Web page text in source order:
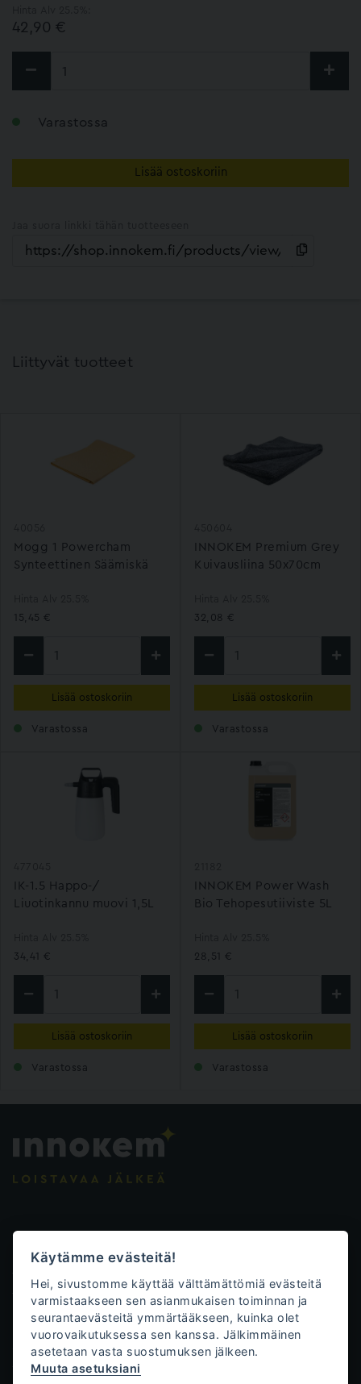
42,90 €
Varastossa
Lisää ostoskoriin
Liittyvät tuotteet
Mogg 1 Powercham
Synteettinen Säämiskä
Varastossa
15,45 €
Lisää ostoskoriin
INNOKEM Premium Grey
Kuivausliina 50x70cm
Varastossa
32,08 €
Lisää ostoskoriin
IK-1.5 Happo-/
Liuotinkannu muovi 1,5L
Varastossa
34,41 €
Lisää ostoskoriin
INNOKEM Power Wash
Bio Tehopesutiiviste 5L
Varastossa
28,51 €
Lisää ostoskoriin
Evästeasetukset
Tietosuojalauseke
Toimitusehdot
Innokem Oy
Väliköntie 10
70700 Kuopio
Käytämme evästeitä!
Hei, sivustomme käyttää välttämättömiä evästeitä
varmistaakseen sen asianmukaisen toiminnan ja
seurantaevästeitä ymmärtääkseen, kuinka olet
vuorovaikutuksessa sen kanssa. Jälkimmäinen
asetetaan vasta suostumuksen jälkeen.
Muuta asetuksiani